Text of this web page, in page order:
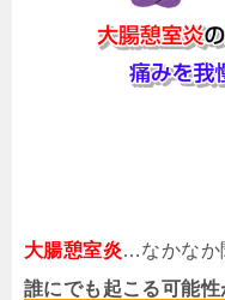
大腸憩室炎…なかなか
誰にでも起こる可能